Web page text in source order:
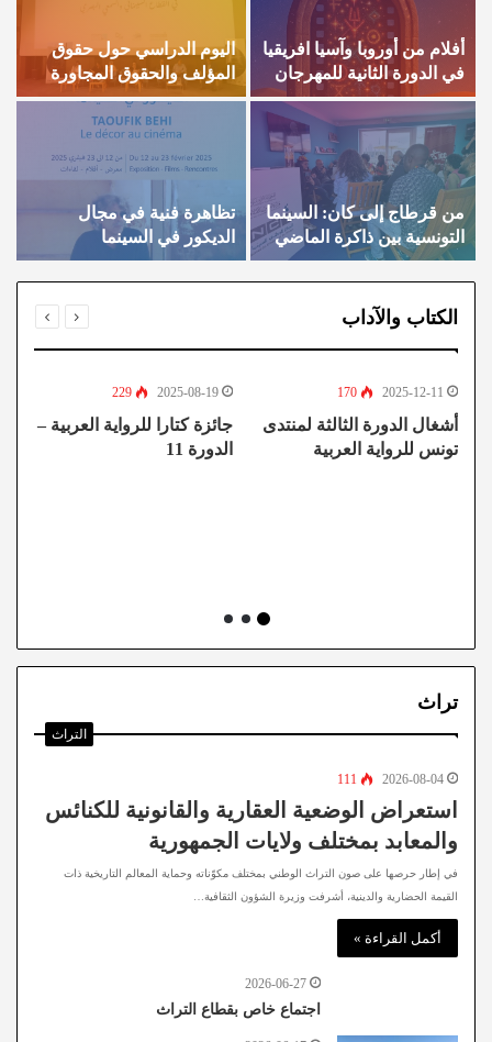
أفلام من أوروبا وآسيا افريقيا
في الدورة الثانية للمهرجان
الدولي للسينما في الصحراء
اليوم الدراسي حول حقوق
المؤلف والحقوق المجاورة
في القطاع السينمائي
والسمعي البصري
من قرطاج إلى كان: السينما
التونسية بين ذاكرة الماضي
وآفاق المستقبل”
تظاهرة فنية في مجال
الديكور في السينما
الكتاب والآداب
2025-12-11
170
أشغال الدورة الثالثة لمنتدى
تونس للرواية العربية
2025-08-19
229
جائزة كتارا للرواية العربية –
الدورة 11
تراث
التراث
2026-08-04
111
استعراض الوضعية العقارية والقانونية للكنائس
والمعابد بمختلف ولايات الجمهورية
في إطار حرصها على صون التراث الوطني بمختلف مكوّناته وحماية المعالم التاريخية ذات
القيمة الحضارية والدينية، أشرفت وزيرة الشؤون الثقافية…
أكمل القراءة »
2026-06-27
اجتماع خاص بقطاع التراث